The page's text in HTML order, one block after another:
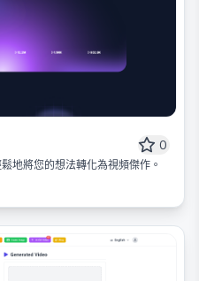
0
地將您的想法轉化為視頻傑作。